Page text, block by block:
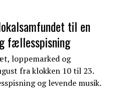
til en
fællesspisning
loppemarked og
fra klokken 10 til 23.
og levende musik.